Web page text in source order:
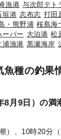
漁港 与次郎テト
垣港 志布志 打田
・熊野浦 桜島海
ーバー 大泊港 松
浦漁港 黒瀬海岸
魚種の釣果
8月9日）の満
）、10時20分